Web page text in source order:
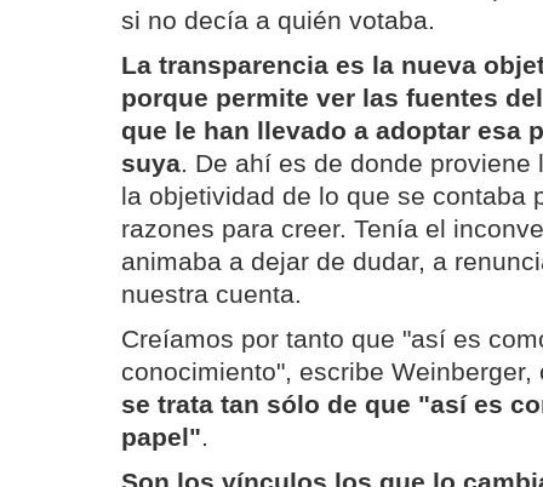
si no decía a quién votaba.
La transparencia es la nueva
porque permite ver las fuentes
que le han llevado a adoptar esa
suya. De ahí es de donde proviene
la objetividad de lo que se contaba
razones para creer. Tenía el
animaba a dejar de dudar, a
nuestra cuenta.
Creíamos por tanto que "así es
conocimiento", escribe
se trata tan sólo de que "así es
papel".